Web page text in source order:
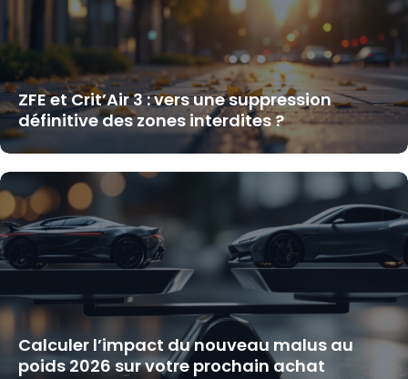
ZFE et Crit’Air 3 : vers une suppression
définitive des zones interdites ?
Calculer l’impact du nouveau malus au
poids 2026 sur votre prochain achat